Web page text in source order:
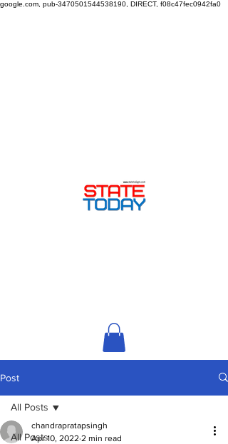
google.com, pub-3470501544538190, DIRECT, f08c47fec0942fa0
Post
All Posts
All Posts
chandrapratapsingh
Apr 10, 2022 2 min read